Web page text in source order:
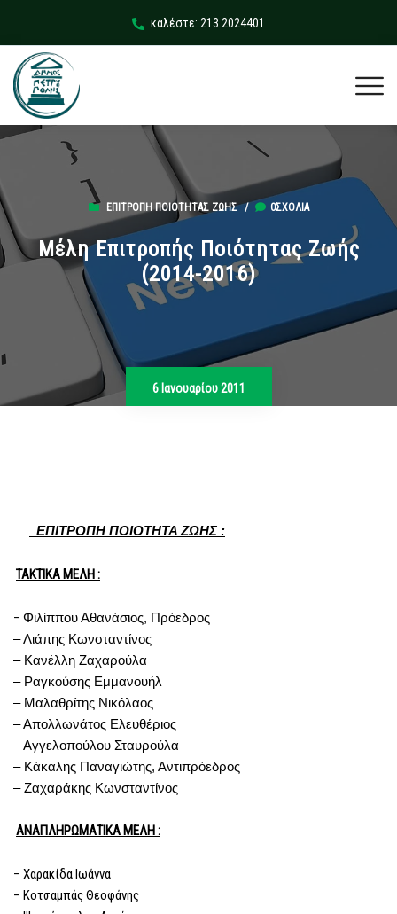
καλέστε: 213 2024401
ΕΠΙΤΡΟΠΉ ΠΟΙΌΤΗΤΑΣ ΖΩΉΣ/ 0ΣΧΌΛΙΑ
Μέλη Επιτροπής Ποιότητας Ζωής
(2014-2016)
6 Ιανουαρίου 2011
ΕΠΙΤΡΟΠΗ ΠΟΙΟΤΗΤΑ ΖΩΗΣ :
ΤΑΚΤΙΚΑ ΜΕΛΗ :
– Φιλίππου Αθανάσιος, Πρόεδρος
– Λιάπης Κωνσταντίνος
– Κανέλλη Ζαχαρούλα
– Ραγκούσης Εμμανουήλ
– Μαλαθρίτης Νικόλαος
– Απολλωνάτος Ελευθέριος
– Αγγελοπούλου Σταυρούλα
– Κάκαλης Παναγιώτης, Αντιπρόεδρος
– Ζαχαράκης Κωνσταντίνος
ΑΝΑΠΛΗΡΩΜΑΤΙΚΑ ΜΕΛΗ :
– Χαρακίδα Ιωάννα
– Κοτσαμπάς Θεοφάνης